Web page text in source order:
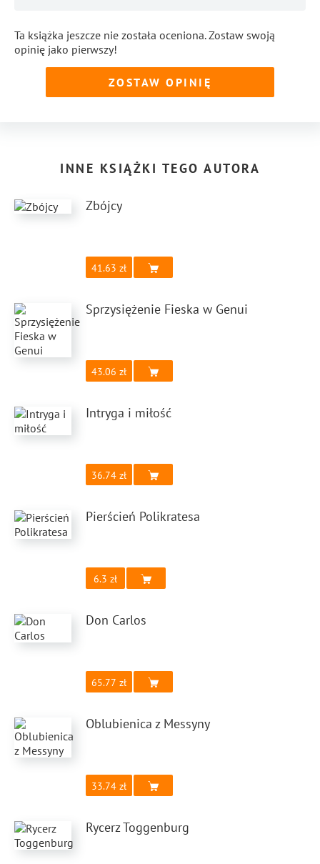
Ta książka jeszcze nie została oceniona. Zostaw swoją
opinię jako pierwszy!
ZOSTAW OPINIĘ
INNE KSIĄŻKI TEGO AUTORA
Zbójcy
41.63
Sprzysiężenie Fieska w Genui
43.06
Intryga i miłość
36.74
Pierścień Polikratesa
6.3
Don Carlos
65.77
Oblubienica z Messyny
33.74
Rycerz Toggenburg